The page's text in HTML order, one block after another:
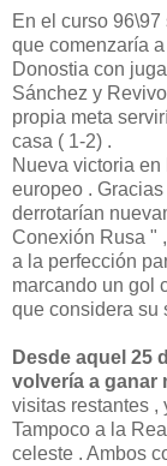
En el curso
que comenzaría
Donostia con
Sánchez y
propia meta
casa ( 1-2) .
Nueva victoria
europeo .
derrotarían
Conexión Rusa "
a la perfección
marcando un gol
que considera su
Desde aquel 25
volvería a ganar
visitas restantes ,
Tampoco a la
celeste . Ambos